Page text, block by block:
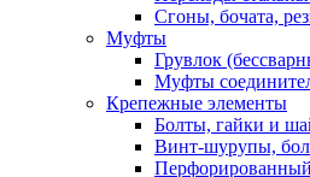
Сгоны, бочата,
Муфты
Грувлок
Муфты
Крепежные элементы
Болты, гайки и
Винт-шурупы,